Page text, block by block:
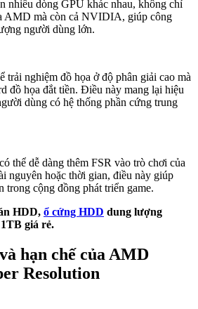
nhiều dòng GPU khác nhau, không chỉ
AMD mà còn cả NVIDIA, giúp công
người dùng lớn.
trải nghiệm đồ họa ở độ phân giải cao mà
đồ họa đắt tiền. Điều này mang lại hiệu
dùng có hệ thống phần cứng trung
thể dễ dàng thêm FSR vào trò chơi của
nguyên hoặc thời gian, điều này giúp
trong cộng đồng phát triển game.
HDD, ổ cứng HDD dung lượng
giá rẻ.
hạn chế của AMD
Resolution